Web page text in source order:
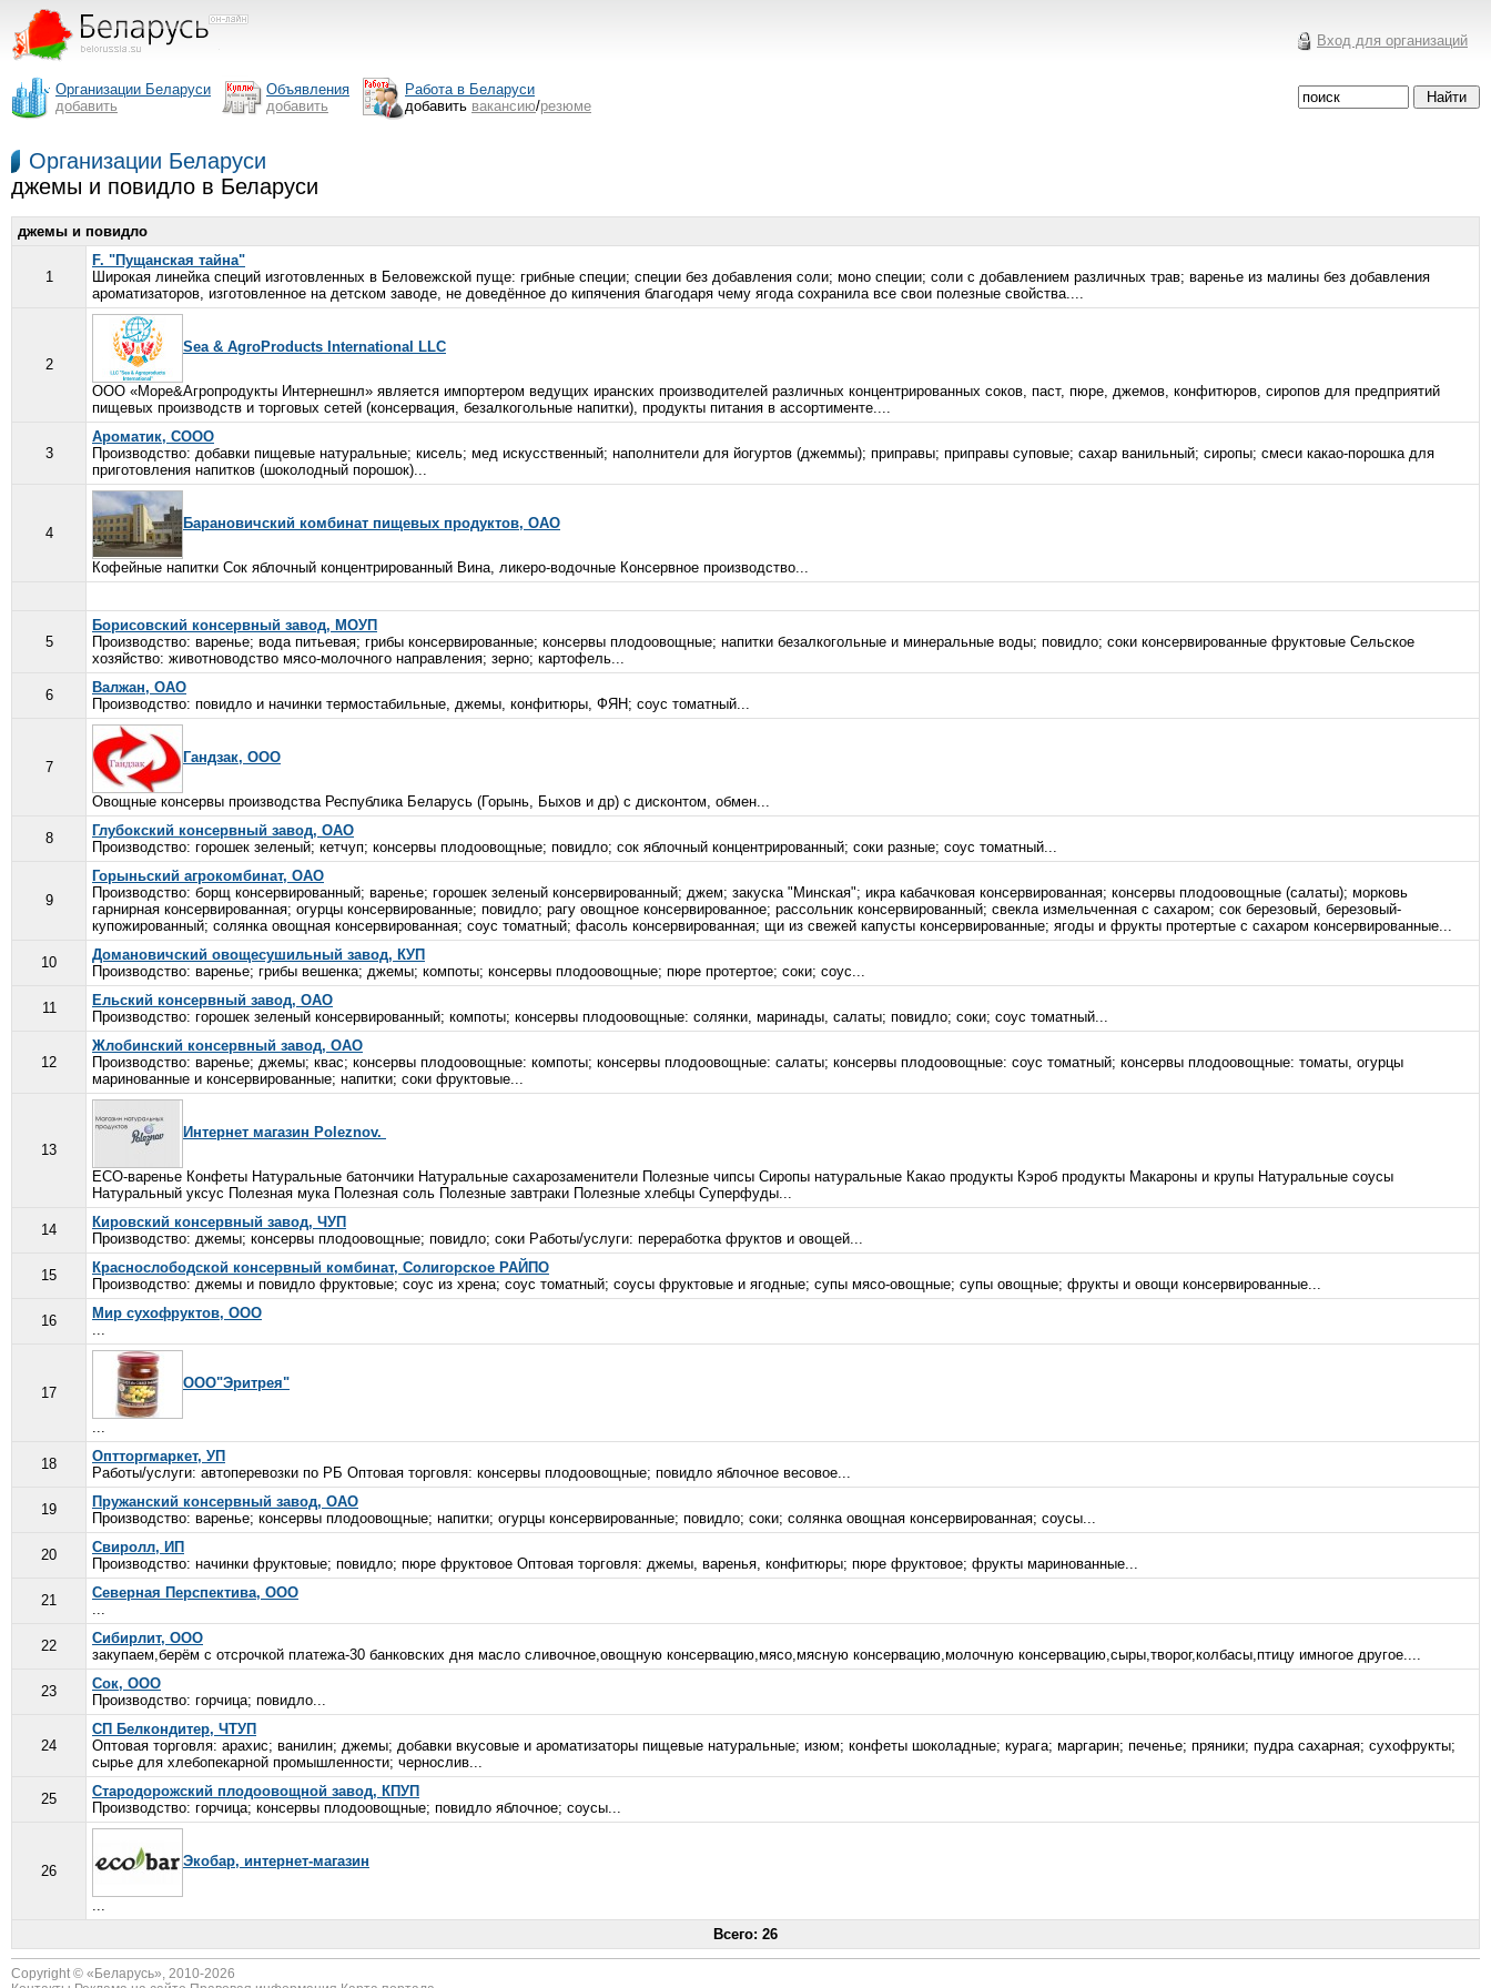
Вход для организаций
Организации Беларуси
добавить
Объявления
добавить
Работа в Беларуси
добавить вакансию/резюме
Организации Беларуси
джемы и повидло в Беларуси
джемы и повидло
1
F. "Пущанская тайна"
Широкая линейка специй изготовленных в Беловежской пуще: грибные специи; специи без добавления соли; моно специи; соли с добавлением различных трав; варенье из малины без добавления
ароматизаторов, изготовленное на детском заводе, не доведённое до кипячения благодаря чему ягода сохранила все свои полезные свойства....
2
Sea & AgroProducts International LLC
ООО «Море&Агропродукты Интернешнл» является импортером ведущих иранских производителей различных концентрированных соков, паст, пюре, джемов, конфитюров, сиропов для предприятий
пищевых производств и торговых сетей (консервация, безалкогольные напитки), продукты питания в ассортименте....
3
Ароматик, СООО
Производство: добавки пищевые натуральные; кисель; мед искусственный; наполнители для йогуртов (джеммы); приправы; приправы суповые; сахар ванильный; сиропы; смеси какао-порошка для
приготовления напитков (шоколодный порошок)...
4
Барановичский комбинат пищевых продуктов, ОАО
Кофейные напитки Сок яблочный концентрированный Вина, ликеро-водочные Консервное производство...
5
Борисовский консервный завод, МОУП
Производство: варенье; вода питьевая; грибы консервированные; консервы плодоовощные; напитки безалкогольные и минеральные воды; повидло; соки консервированные фруктовые Сельское
хозяйство: животноводство мясо-молочного направления; зерно; картофель...
6
Валжан, ОАО
Производство: повидло и начинки термостабильные, джемы, конфитюры, ФЯН; соус томатный...
7
Гандзак, ООО
Овощные консервы производства Республика Беларусь (Горынь, Быхов и др) с дисконтом, обмен...
8
Глубокский консервный завод, ОАО
Производство: горошек зеленый; кетчуп; консервы плодоовощные; повидло; сок яблочный концентрированный; соки разные; соус томатный...
9
Горыньский агрокомбинат, ОАО
Производство: борщ консервированный; варенье; горошек зеленый консервированный; джем; закуска "Минская"; икра кабачковая консервированная; консервы плодоовощные (салаты); морковь
гарнирная консервированная; огурцы консервированные; повидло; рагу овощное консервированное; рассольник консервированный; свекла измельченная с сахаром; сок березовый, березовый-
купожированный; солянка овощная консервированная; соус томатный; фасоль консервированная; щи из свежей капусты консервированные; ягоды и фрукты протертые с сахаром консервированные...
10
Домановичский овощесушильный завод, КУП
Производство: варенье; грибы вешенка; джемы; компоты; консервы плодоовощные; пюре протертое; соки; соус...
11
Ельский консервный завод, ОАО
Производство: горошек зеленый консервированный; компоты; консервы плодоовощные: солянки, маринады, салаты; повидло; соки; соус томатный...
12
Жлобинский консервный завод, ОАО
Производство: варенье; джемы; квас; консервы плодоовощные: компоты; консервы плодоовощные: салаты; консервы плодоовощные: соус томатный; консервы плодоовощные: томаты, огурцы
маринованные и консервированные; напитки; соки фруктовые...
13
Интернет магазин Poleznov.
ECO-варенье Конфеты Натуральные батончики Натуральные сахарозаменители Полезные чипсы Сиропы натуральные Какао продукты Кэроб продукты Макароны и крупы Натуральные соусы
Натуральный уксус Полезная мука Полезная соль Полезные завтраки Полезные хлебцы Суперфуды...
14
Кировский консервный завод, ЧУП
Производство: джемы; консервы плодоовощные; повидло; соки Работы/услуги: переработка фруктов и овощей...
15
Краснослободской консервный комбинат, Солигорское РАЙПО
Производство: джемы и повидло фруктовые; соус из хрена; соус томатный; соусы фруктовые и ягодные; супы мясо-овощные; супы овощные; фрукты и овощи консервированные...
16
Мир сухофруктов, ООО
...
17
ООО"Эритрея"
...
18
Оптторгмаркет, УП
Работы/услуги: автоперевозки по РБ Оптовая торговля: консервы плодоовощные; повидло яблочное весовое...
19
Пружанский консервный завод, ОАО
Производство: варенье; консервы плодоовощные; напитки; огурцы консервированные; повидло; соки; солянка овощная консервированная; соусы...
20
Свиролл, ИП
Производство: начинки фруктовые; повидло; пюре фруктовое Оптовая торговля: джемы, варенья, конфитюры; пюре фруктовое; фрукты маринованные...
21
Северная Перспектива, ООО
...
22
Сибирлит, ООО
закупаем,берём с отсрочкой платежа-30 банковских дня масло сливочное,овощную консервацию,мясо,мясную консервацию,молочную консервацию,сыры,творог,колбасы,птицу имногое другое....
23
Сок, ООО
Производство: горчица; повидло...
24
СП Белкондитер, ЧТУП
Оптовая торговля: арахис; ванилин; джемы; добавки вкусовые и ароматизаторы пищевые натуральные; изюм; конфеты шоколадные; курага; маргарин; печенье; пряники; пудра сахарная; сухофрукты;
сырье для хлебопекарной промышленности; чернослив...
25
Стародорожский плодоовощной завод, КПУП
Производство: горчица; консервы плодоовощные; повидло яблочное; соусы...
26
Экобар, интернет-магазин
...
Всего: 26
Copyright © « Беларусь», 2010-2026